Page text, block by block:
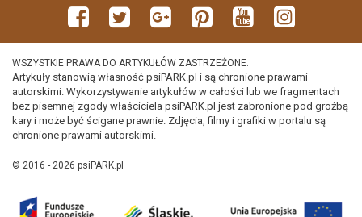
WSZYSTKIE PRAWA DO ARTYKUŁÓW ZASTRZEŻONE.
Artykuły stanowią własność psiPARK.pl i są chronione prawami
autorskimi. Wykorzystywanie artykułów w całości lub we fragmentach
bez pisemnej zgody właściciela psiPARK.pl jest zabronione pod groźbą
kary i może być ścigane prawnie. Zdjęcia, filmy i grafiki w portalu są
chronione prawami autorskimi.
© 2016 - 2026 psiPARK.pl